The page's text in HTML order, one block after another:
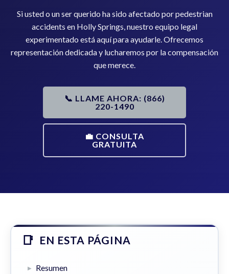
Si usted o un ser querido ha sido afectado por pedestrian
accidents en Holly Springs, nuestro equipo legal
experimentado está aquí para ayudarle. Ofrecemos
representación dedicada y lucharemos por la compensación
que merece.
📞 LLAME AHORA: (866)
220-1490
💼 CONSULTA
GRATUITA
EN ESTA PÁGINA
Resumen